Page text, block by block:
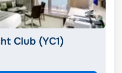
Club (YC1)